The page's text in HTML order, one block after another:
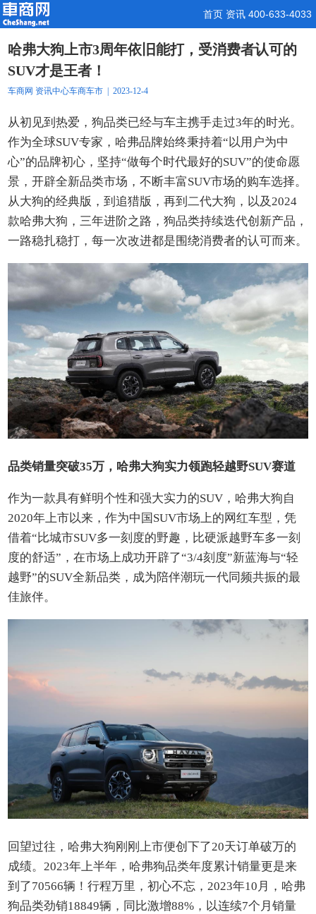
首页 资讯 400-633-4033
哈弗大狗上市3周年依旧能打，受消费者认可的
SUV才是王者！
车商网 资讯中心车商车市 | 2023-12-4
从初见到热爱，狗品类已经与车主携手走过3年的时光。
作为全球SUV专家，哈弗品牌始终秉持着“以用户为中
心”的品牌初心，坚持“做每个时代最好的SUV”的使命愿
景，开辟全新品类市场，不断丰富SUV市场的购车选择。
从大狗的经典版，到追猎版，再到二代大狗，以及2024
款哈弗大狗，三年进阶之路，狗品类持续迭代创新产品，
一路稳扎稳打，每一次改进都是围绕消费者的认可而来。
品类销量突破35万，哈弗大狗实力领跑轻越野SUV赛道
作为一款具有鲜明个性和强大实力的SUV，哈弗大狗自
2020年上市以来，作为中国SUV市场上的网红车型，凭
借着“比城市SUV多一刻度的野趣，比硬派越野车多一刻
度的舒适”，在市场上成功开辟了“3/4刻度”新蓝海与“轻
越野”的SUV全新品类，成为陪伴潮玩一代同频共振的最
佳旅伴。
回望过往，哈弗大狗刚刚上市便创下了20天订单破万的
成绩。2023年上半年，哈弗狗品类年度累计销量更是来
到了70566辆！行程万里，初心不忘，2023年10月，哈弗
狗品类劲销18849辆，同比激增88%，以连续7个月销量